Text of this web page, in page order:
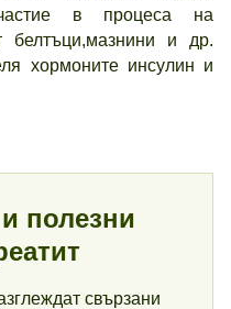
в процеса на
белтъци,мазнини и др.
хормоните инсулин и
полезни
свързани